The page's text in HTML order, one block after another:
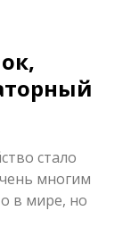
стало
многим
в мире, но